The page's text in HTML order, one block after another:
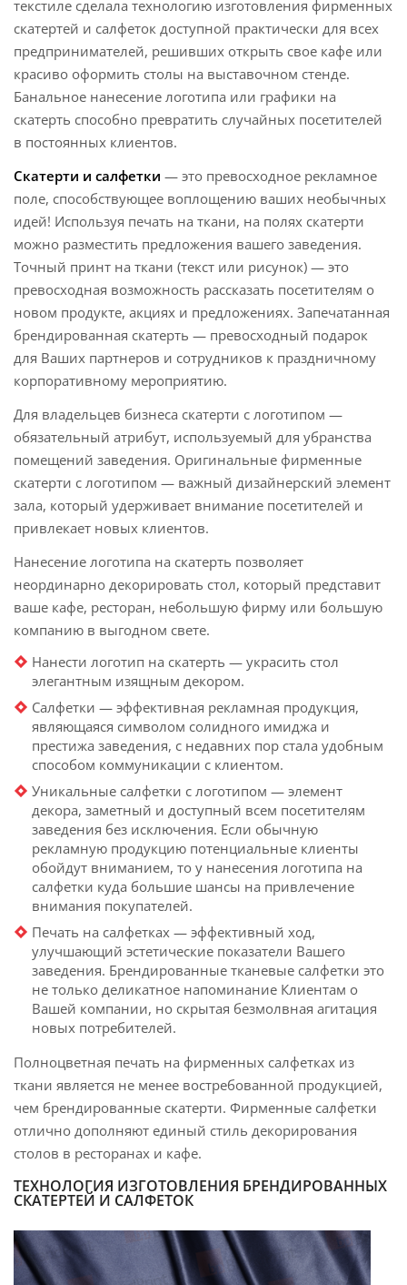
текстиле сделала технологию изготовления фирменных
скатертей и салфеток доступной практически для всех
предпринимателей, решивших открыть свое кафе или
красиво оформить столы на выставочном стенде.
Банальное нанесение логотипа или графики на
скатерть способно превратить случайных посетителей
в постоянных клиентов.
Скатерти и салфетки — это превосходное рекламное
поле, способствующее воплощению ваших необычных
идей! Используя печать на ткани, на полях скатерти
можно разместить предложения вашего заведения.
Точный принт на ткани (текст или рисунок) — это
превосходная возможность рассказать посетителям о
новом продукте, акциях и предложениях. Запечатанная
брендированная скатерть — превосходный подарок
для Ваших партнеров и сотрудников к праздничному
корпоративному мероприятию.
Для владельцев бизнеса скатерти с логотипом —
обязательный атрибут, используемый для убранства
помещений заведения. Оригинальные фирменные
скатерти с логотипом — важный дизайнерский элемент
зала, который удерживает внимание посетителей и
привлекает новых клиентов.
Нанесение логотипа на скатерть позволяет
неординарно декорировать стол, который представит
ваше кафе, ресторан, небольшую фирму или большую
компанию в выгодном свете.
Нанести логотип на скатерть — украсить стол
элегантным изящным декором.
Салфетки — эффективная рекламная продукция,
являющаяся символом солидного имиджа и
престижа заведения, с недавних пор стала удобным
способом коммуникации с клиентом.
Уникальные салфетки с логотипом — элемент
декора, заметный и доступный всем посетителям
заведения без исключения. Если обычную
рекламную продукцию потенциальные клиенты
обойдут вниманием, то у нанесения логотипа на
салфетки куда большие шансы на привлечение
внимания покупателей.
Печать на салфетках — эффективный ход,
улучшающий эстетические показатели Вашего
заведения. Брендированные тканевые салфетки это
не только деликатное напоминание Клиентам о
Вашей компании, но скрытая безмолвная агитация
новых потребителей.
Полноцветная печать на фирменных салфетках из
ткани является не менее востребованной продукцией,
чем брендированные скатерти. Фирменные салфетки
отлично дополняют единый стиль декорирования
столов в ресторанах и кафе.
ТЕХНОЛОГИЯ ИЗГОТОВЛЕНИЯ БРЕНДИРОВАННЫХ
СКАТЕРТЕЙ И САЛФЕТОК